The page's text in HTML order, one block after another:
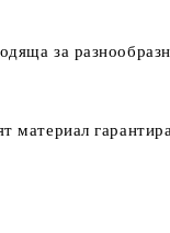
за
материал